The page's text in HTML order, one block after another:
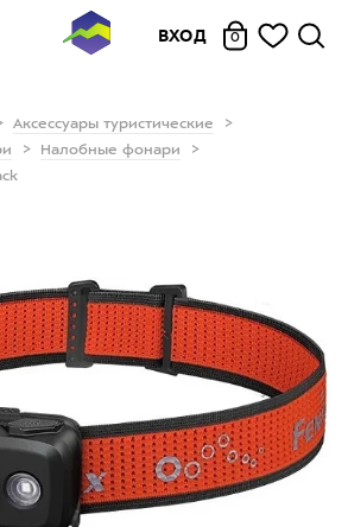
ВХОД 0
Аксессуары туристические
Налобные фонари